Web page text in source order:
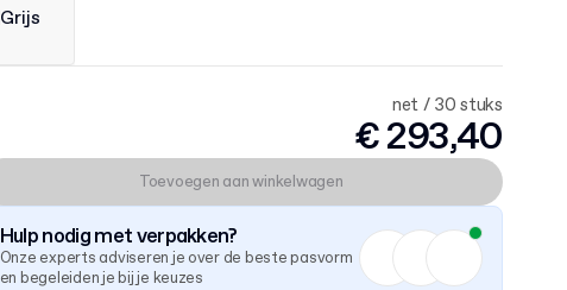
net / 30 stuks
€ 293,40
Toevoegen aan winkelwagen
Hulp nodig met verpakken?
Onze experts adviseren je over de beste pasvorm
en begeleiden je bij je keuzes